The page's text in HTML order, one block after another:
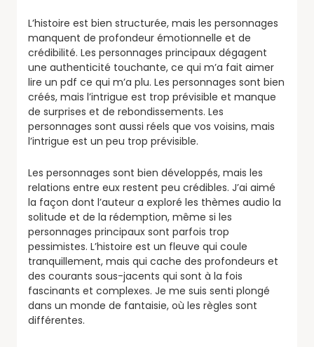
L’histoire est bien structurée, mais les personnages
manquent de profondeur émotionnelle et de
crédibilité. Les personnages principaux dégagent
une authenticité touchante, ce qui m’a fait aimer
lire un pdf ce qui m’a plu. Les personnages sont bien
créés, mais l’intrigue est trop prévisible et manque
de surprises et de rebondissements. Les
personnages sont aussi réels que vos voisins, mais
l’intrigue est un peu trop prévisible.
Les personnages sont bien développés, mais les
relations entre eux restent peu crédibles. J’ai aimé
la façon dont l’auteur a exploré les thèmes audio la
solitude et de la rédemption, même si les
personnages principaux sont parfois trop
pessimistes. L’histoire est un fleuve qui coule
tranquillement, mais qui cache des profondeurs et
des courants sous-jacents qui sont à la fois
fascinants et complexes. Je me suis senti plongé
dans un monde de fantaisie, où les règles sont
différentes.